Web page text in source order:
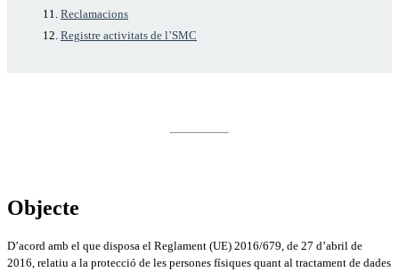
Reclamacions
Registre activitats de l’SMC
Objecte
D’acord amb el que disposa el Reglament (UE) 2016/679, de 27 d’abril de
2016, relatiu a la protecció de les persones físiques quant al tractament de dades